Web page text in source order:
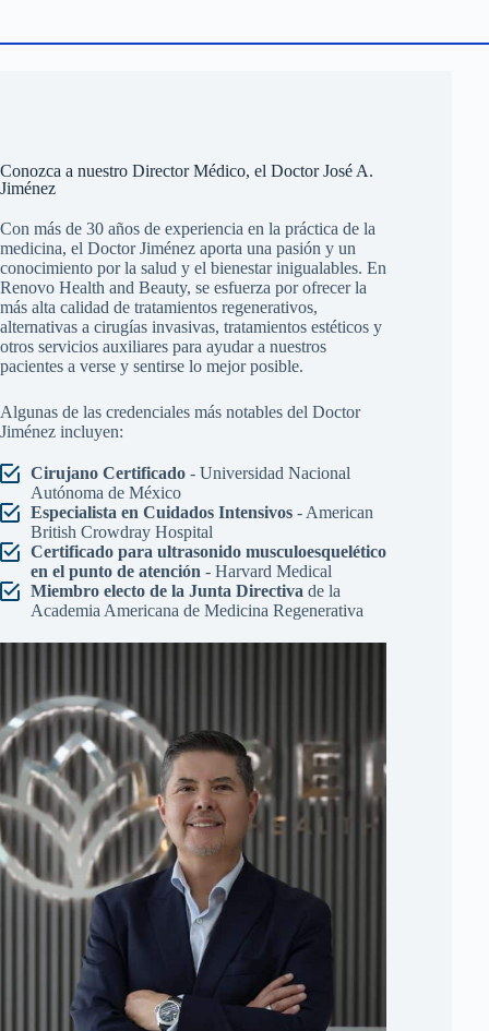
Conozca a nuestro Director Médico, el Doctor José A.
Jiménez
Con más de 30 años de experiencia en la práctica de la
medicina, el Doctor Jiménez aporta una pasión y un
conocimiento por la salud y el bienestar inigualables. En
Renovo Health and Beauty, se esfuerza por ofrecer la
más alta calidad de tratamientos regenerativos,
alternativas a cirugías invasivas, tratamientos estéticos y
otros servicios auxiliares para ayudar a nuestros
pacientes a verse y sentirse lo mejor posible.
Algunas de las credenciales más notables del Doctor
Jiménez incluyen:
Cirujano Certificado- Universidad Nacional
Autónoma de México
Especialista en Cuidados Intensivos- American
British Crowdray Hospital
Certificado para ultrasonido musculoesquelético
en el punto de atención - Harvard Medical
Miembro electo de la Junta Directiva de la
Academia Americana de Medicina Regenerativa